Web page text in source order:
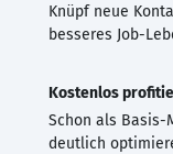
Knüpf neue
besseres Job-
Kostenlos
Schon als Basis-
deutlich